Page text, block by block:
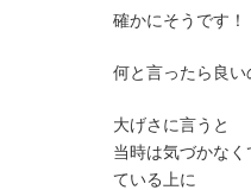
確かにそうです！
何と言ったら良い
大げさに言うと
当時は気づかな
ている上に